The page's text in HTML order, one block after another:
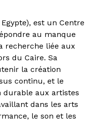
est un Centre
au manque
recherche liée aux
du Caire. Sa
la création
continu, et le
durable aux artistes
dans les arts
le son et les